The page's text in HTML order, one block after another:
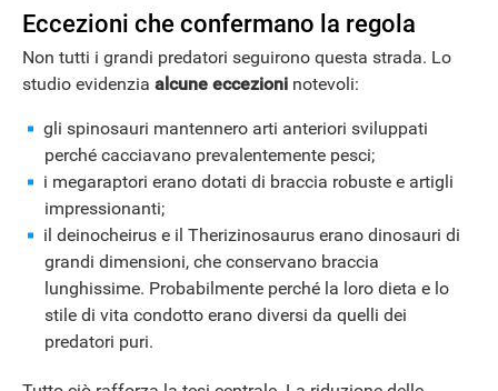
Eccezioni che confermano la regola
Non tutti i grandi predatori seguirono questa strada. Lo
studio evidenzia alcune eccezioni notevoli:
gli spinosauri mantennero arti anteriori sviluppati
perché cacciavano prevalentemente pesci;
i megaraptori erano dotati di braccia robuste e artigli
impressionanti;
il deinocheirus e il Therizinosaurus erano dinosauri di
grandi dimensioni, che conservano braccia
lunghissime. Probabilmente perché la loro dieta e lo
stile di vita condotto erano diversi da quelli dei
predatori puri.